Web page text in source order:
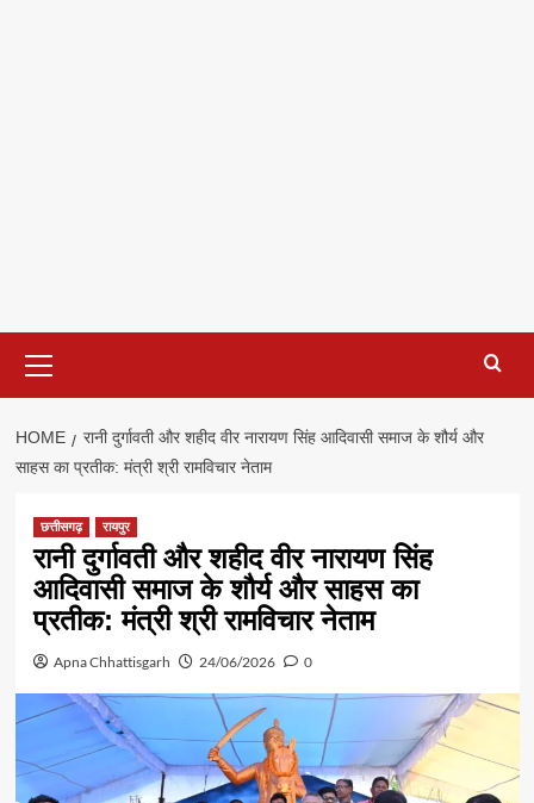
Menu
HOME
रानी दुर्गावती और शहीद वीर नारायण सिंह आदिवासी समाज के शौर्य और
साहस का प्रतीक: मंत्री श्री रामविचार नेताम
छत्तीसगढ़ रायपुर
रानी दुर्गावती और शहीद वीर नारायण सिंह
आदिवासी समाज के शौर्य और साहस का
प्रतीक: मंत्री श्री रामविचार नेताम
Apna Chhattisgarh 24/06/2026 0